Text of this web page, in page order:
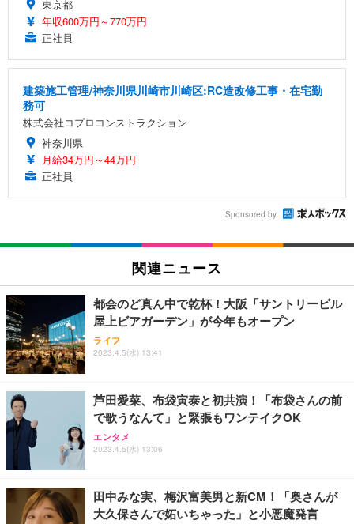
東京都
年収600万円～770万円
正社員
建築施工管理/神奈川県川崎市川崎区:RC造改修工事・在宅勤
務可
株式会社コプロコンストラクション
神奈川県
月給34万円～44万円
正社員
Sponsored by
関連ニュース
都会のど真ん中で乾杯！大阪「サントリービル
屋上ビアガーデン」が今年もオープン
ライフ
2023.4.5(水) 13:41
芦田愛菜、布袋寅泰と初共演！「布袋さんの前
で歌うなんて」と緊張もワンテイクOK
エンタメ
2023.4.5(水) 13:06
田中みな実、梅沢富美男と新CM！「奥さんが
大久保さんで妬いちゃった」と小悪魔発言